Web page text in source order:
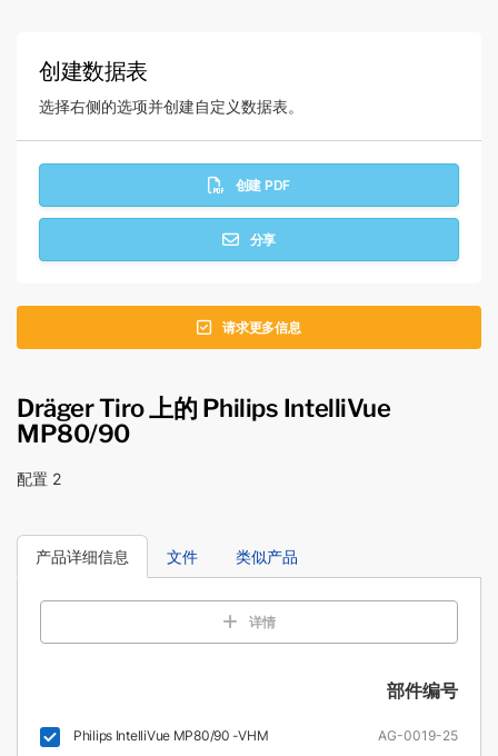
创建数据表
选择右侧的选项并创建自定义数据表。
创建 PDF
分享
请求更多信息
Dräger Tiro 上的 Philips IntelliVue
MP80/90
配置 2
产品详细信息 文件 类似产品
详情
部件编号
Philips IntelliVue MP80/90 -VHM AG-0019-25